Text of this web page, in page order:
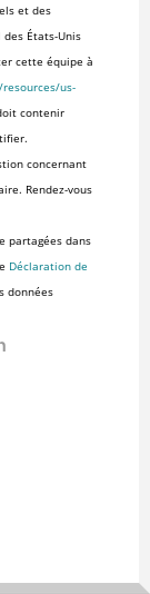
et des
États-Unis
cette équipe à
us-
contenir
concernant
Rendez-vous
partagées dans
Déclaration de
données